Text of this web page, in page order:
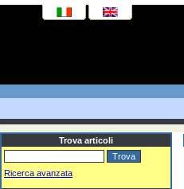
Trova articoli
Ricerca avanzata